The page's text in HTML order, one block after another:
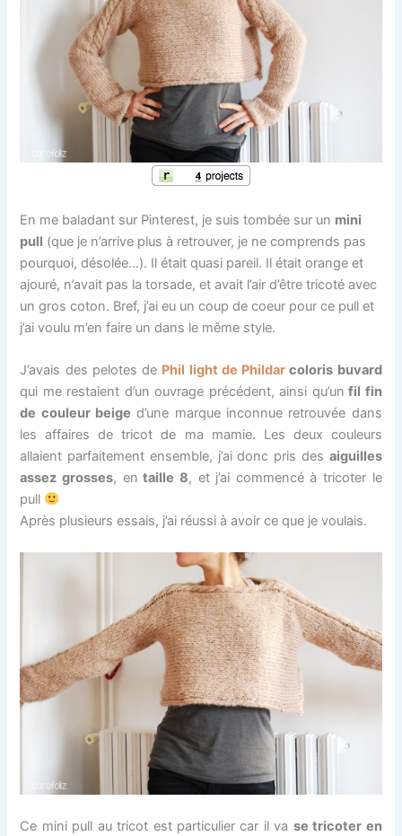
En me baladant sur Pinterest, je suis tombée sur un mini
pull (que je n’arrive plus à retrouver, je ne comprends pas
pourquoi, désolée…). Il était quasi pareil. Il était orange et
ajouré, n’avait pas la torsade, et avait l’air d’être tricoté avec
un gros coton. Bref, j’ai eu un coup de coeur pour ce pull et
j’ai voulu m’en faire un dans le même style.
J’avais des pelotes de Phil light de Phildar coloris buvard
qui me restaient d’un ouvrage précédent, ainsi qu’un fil fin
de couleur beige d’une marque inconnue retrouvée dans
les affaires de tricot de ma mamie. Les deux couleurs
allaient parfaitement ensemble, j’ai donc pris des aiguilles
assez grosses, en taille 8, et j’ai commencé à tricoter le
pull
Après plusieurs essais, j’ai réussi à avoir ce que je voulais.
Ce mini pull au tricot est particulier car il va se tricoter en